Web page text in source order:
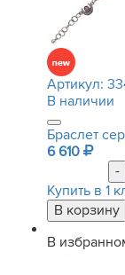
Артикул:
В наличии
Браслет
6 610
-
Купить в 1
В